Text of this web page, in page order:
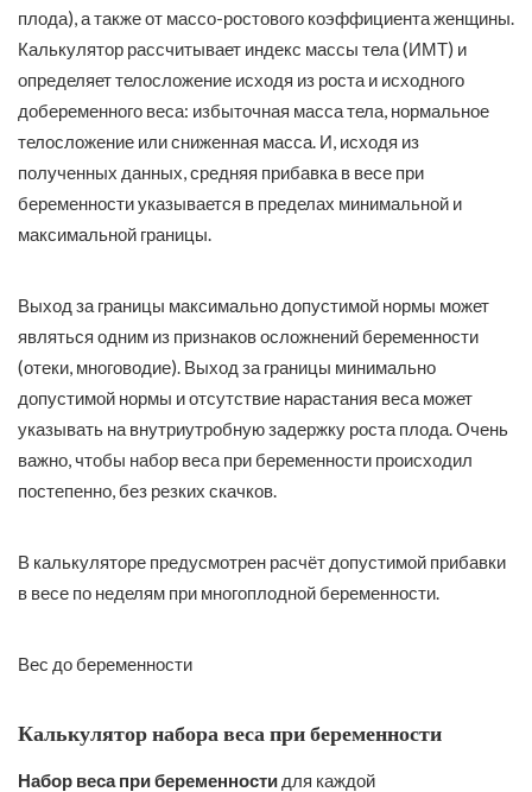
плода), а также от массо-ростового коэффициента женщины.
Калькулятор рассчитывает индекс массы тела (ИМТ) и
определяет телосложение исходя из роста и исходного
добеременного веса: избыточная масса тела, нормальное
телосложение или сниженная масса. И, исходя из
полученных данных, средняя прибавка в весе при
беременности указывается в пределах минимальной и
максимальной границы.
Выход за границы максимально допустимой нормы может
являться одним из признаков осложнений беременности
(отеки, многоводие). Выход за границы минимально
допустимой нормы и отсутствие нарастания веса может
указывать на внутриутробную задержку роста плода. Очень
важно, чтобы набор веса при беременности происходил
постепенно, без резких скачков.
В калькуляторе предусмотрен расчёт допустимой прибавки
в весе по неделям при многоплодной беременности.
Вес до беременности
Калькулятор набора веса при беременности
Набор веса при беременности для каждой